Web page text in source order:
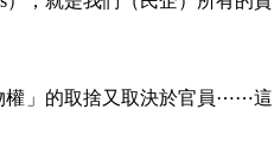
權」的取捨又取決於官員⋯⋯這